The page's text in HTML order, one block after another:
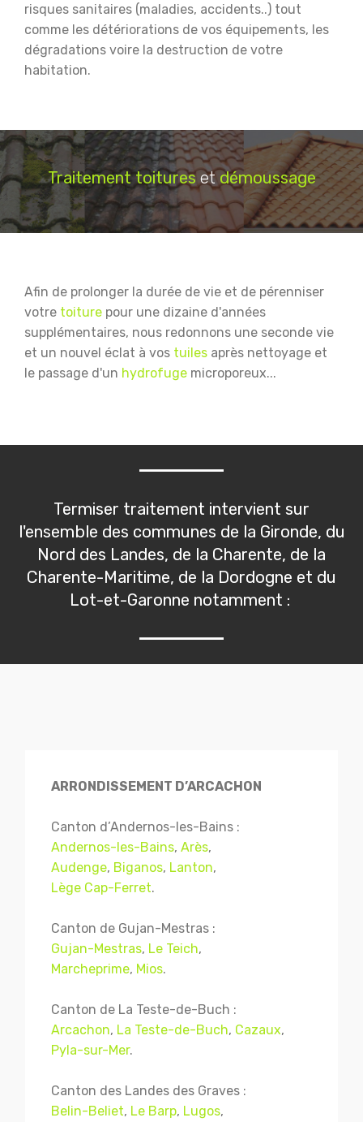
risques sanitaires (maladies, accidents..) tout
comme les détériorations de vos équipements, les
dégradations voire la destruction de votre
habitation.
Traitement toitureset démoussage
Afin de prolonger la durée de vie et de pérenniser
votre toiture pour une dizaine d'années
supplémentaires, nous redonnons une seconde vie
et un nouvel éclat à vos tuiles après nettoyage et
le passage d'un hydrofuge microporeux...
Termiser traitement intervient sur
l'ensemble des communes de la Gironde, du
Nord des Landes, de la Charente, de la
Charente-Maritime, de la Dordogne et du
Lot-et-Garonne notamment :
ARRONDISSEMENT D’ARCACHON
Canton d’Andernos-les-Bains :
Andernos-les-Bains, Arès,
Audenge, Biganos, Lanton,
Lège Cap-Ferret.
Canton de Gujan-Mestras :
Gujan-Mestras, Le Teich,
Marcheprime, Mios.
Canton de La Teste-de-Buch :
Arcachon, La Teste-de-Buch, Cazaux,
Pyla-sur-Mer.
Canton des Landes des Graves :
Belin-Beliet, Le Barp, Lugos,